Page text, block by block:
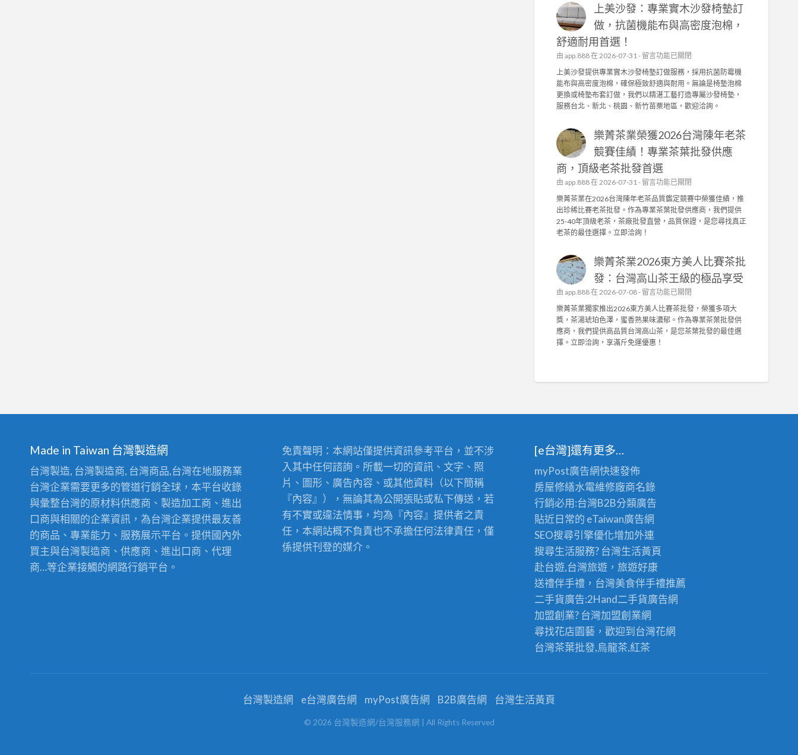
！
園
常
管
理
，
成
就
級
茶
葉
批
發
供
應
商
〉
中
業
實
木
發
墊
訂
做
，
密
度
泡
棉
、
機
能
布
套
打
舒
適
耐
用
輕
鬆
拆
洗
中
上美沙發：專業實木沙發椅墊訂
做，抗菌機能布與高密度泡棉，
舒適耐用首選！
由 app.888在 2026-07-31 - 在
〈
上
美
沙
發
專
業
實
木
沙
椅
墊
訂
做
抗
機
能
布
與
高
密
度
，
耐
中
留言功能已關閉
上美沙發提供專業實木沙發椅墊訂做服務，採用抗菌防霉機
能布與高密度泡棉，確保極致舒適與耐用。無論是椅墊泡棉
更換或椅墊布套訂做，我們以精湛工藝打造專屬沙發椅墊，
服務台北、新北、桃園、新竹苗栗地區，歡迎洽詢。
樂菁茶業榮獲2026台灣陳年老茶
競賽佳績！專業茶葉批發供應
商，頂級老茶批發首選
由 app.888在 2026-07-31 - 在
〈
樂
菁
茶
業
獲
2
0
2
6
台
灣
陳
競
批
發
供
應
商
，
頂
級
老
茶
批
發
首
選
〉
留言功能已關閉
樂菁茶業在2026台灣陳年老茶品質鑑定競賽中榮獲佳績，推
出珍稀比賽老茶批發。作為專業茶葉批發供應商，我們提供
25-40年頂級老茶，茶廠批發直營，品質保證，是您尋找真正
老茶的最佳選擇。立即洽詢！
樂菁茶業2026東方美人比賽茶批
發：台灣高山茶王級的極品享受
由 app.888在 2026-07-08 - 在
〈
樂
菁
茶
業
2
方
批
發
：
台
灣
高
山
茶
王
級
的
品
享
受
〉
留言功能已關閉
樂菁茶業獨家推出2026東方美人比賽茶批發，榮獲多項大
獎，茶湯琥珀色澤，蜜香熟果味濃郁。作為專業茶葉批發供
應商，我們提供高品質台灣高山茶，是您茶葉批發的最佳選
擇。立即洽詢，享滿斤免運優惠！
Made in Taiwan 台灣製造網
台灣製造, 台灣製造商, 台灣商品,台灣在地服務業
台灣企業需要更多的管道行銷全球，本平台收錄
與彙整台灣的原材料供應商、製造加工商、進出
口商與相關的企業資訊，為台灣企業提供最友善
的商品、專業能力、服務展示平台。提供國內外
買主與台灣製造商、供應商、進出口商、代理
商…等企業接觸的網路行銷平台。
免責聲明：本網站僅提供資訊參考平台，並不涉
入其中任何諮詢。所載一切的資訊、文字、照
片、圖形、廣告內容、或其他資料（以下簡稱
『內容』），無論其為公開張貼或私下傳送，若
有不實或違法情事，均為『內容』提供者之責
任，本網站概不負責也不承擔任何法律責任，僅
係提供刊登的媒介。
[e台灣]還有更多…
myPost廣告網快速發佈
房屋修繕水電維修廠商名錄
行銷必用:台灣B2B分類廣告
貼近日常的 eTaiwan廣告網
SEO搜尋引擎優化增加外連
搜尋生活服務? 台灣生活黃頁
赴台遊,台灣旅遊 ，旅遊好康
送禮伴手禮，台灣美食伴手禮推薦
二手貨廣告:2Hand二手貨廣告網
加盟創業? 台灣加盟創業網
尋找花店園藝，歡迎到 台灣花網
台灣茶葉批發,烏龍茶,紅茶
台灣製造網 e台灣廣告網 myPost廣告網 B2B廣告網 台灣生活黃頁
© 2026 台灣製造網/台灣服務網 | All Rights Reserved